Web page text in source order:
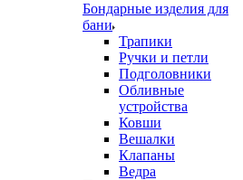
Бондарные изделия для
бани
Трапики
Ручки и петли
Подголовники
Обливные
устройства
Ковши
Вешалки
Клапаны
Ведра